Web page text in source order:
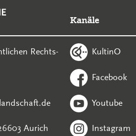
Rechts-
Aurich
Kanäle
KultinO
Facebook
Youtube
Instagram